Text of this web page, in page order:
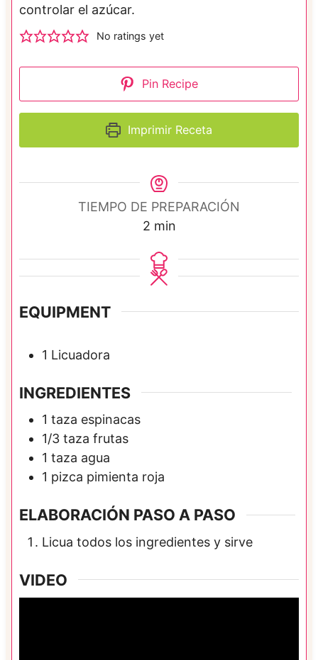
controlar el azúcar.
No ratings yet
Pin Recipe
Imprimir Receta
TIEMPO DE PREPARACIÓN
2m
n
u
min
EQUIPMENT
1 Licuadora
INGREDIENTES
1 taza espinacas
1/3 taza frutas
1 taza agua
1 pizca pimienta roja
ELABORACIÓN PASO A PASO
Licua todos los ingredientes y sirve
VIDEO